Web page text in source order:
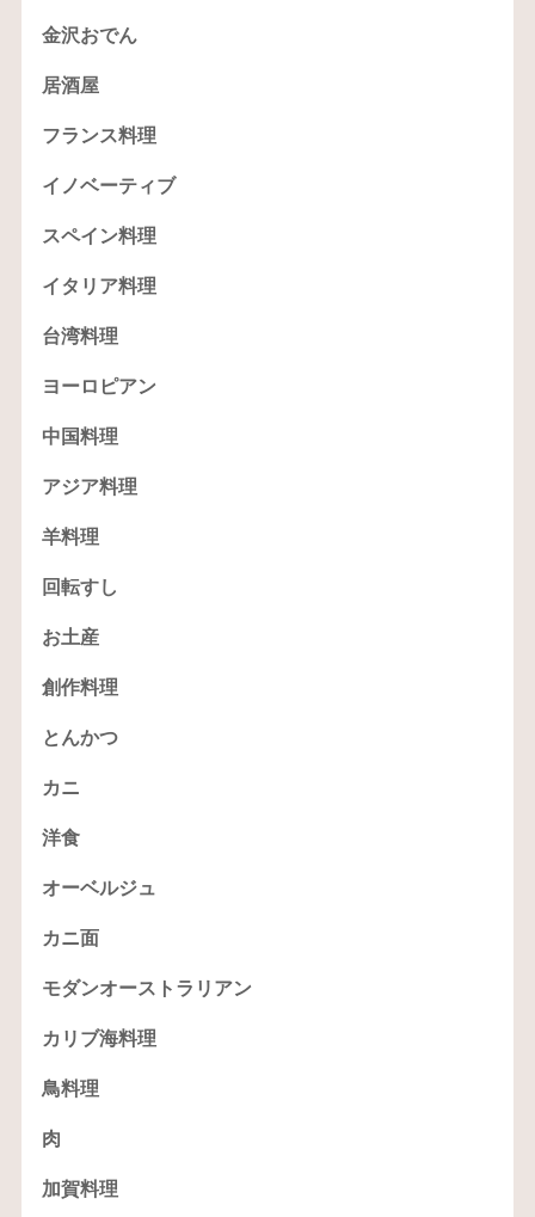
金沢おでん
居酒屋
フランス料理
イノベーティブ
スペイン料理
イタリア料理
台湾料理
ヨーロピアン
中国料理
アジア料理
羊料理
回転すし
お土産
創作料理
とんかつ
カニ
洋食
オーベルジュ
カニ面
モダンオーストラリアン
カリブ海料理
鳥料理
肉
加賀料理